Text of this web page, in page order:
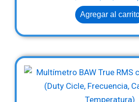
Agregar al